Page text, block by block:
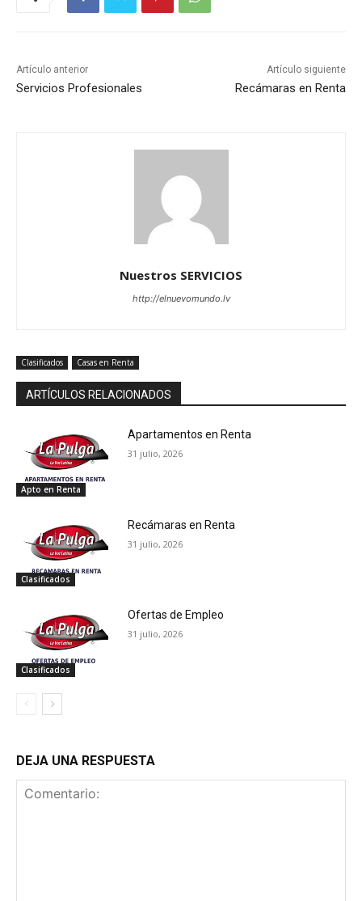
Artículo anterior
Servicios Profesionales
Artículo siguiente
Recámaras en Renta
Nuestros SERVICIOS
http://elnuevomundo.lv
Clasificados Casas en Renta
ARTÍCULOS RELACIONADOS
Apto en Renta
Apartamentos en Renta
31 julio, 2026
Clasificados
Recámaras en Renta
31 julio, 2026
Clasificados
Ofertas de Empleo
31 julio, 2026
DEJA UNA RESPUESTA